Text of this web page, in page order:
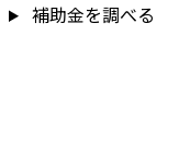
補助金を調べる